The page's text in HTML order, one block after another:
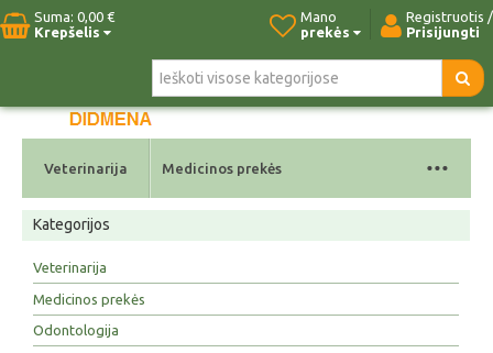
Suma: 0,00 €
Krepšelis
Registruotis /
Prisijungti
Mano
prekės
Pradžia Naujos prekės Kontaktai
Veterinarija Medicinos prekės ...
Kategorijos
Veterinarija
Medicinos prekės
Odontologija